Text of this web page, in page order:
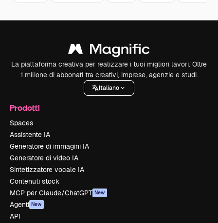
La piattaforma creativa per realizzare i tuoi migliori lavori. Oltre
1 milione di abbonati tra creativi, imprese, agenzie e studi.
Italiano
Prodotti
Spaces
Assistente IA
Generatore di immagini IA
Generatore di video IA
Sintetizzatore vocale IA
Contenuti stock
MCP per Claude/ChatGPT New
Agenti New
API